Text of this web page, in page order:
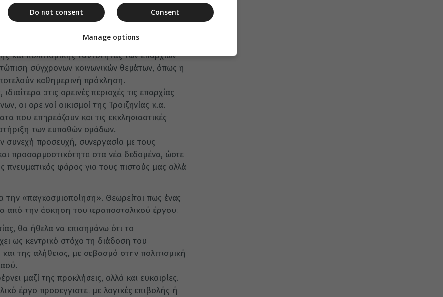
μας είναι η μεγάλη αύξηση πληθυσμού
τουρισμού, γεγονός το οποίο δημιουργεί
και πολιτισμικής ταυτότητας των επαρχιών
σύγχρονων κοινωνικών θεμάτων, όπως η
καθημερινή πρόκληση.
στις ορεινές περιοχές τις επαρχίας
οι ορεινοί οικισμοί της Τροιζηνίας κ.α.
που επηρεάζουν και τις εκκλησιαστικές
των ευπαθών ομάδων.
συνεχή προσευχή, συνεργασία με τους
προσαρμοστικότητα στα νέα δεδομένα, ώστε
πνευματικός φάρος για τους πιστούς μας αλλά
την «παγκοσμιοποίηση». Θεωρείται πως ένας
από την άσκηση του ιεραποστολικού έργου;
θα ήθελα να επισημάνω ότι το
ως κεντρικό στόχο τη διάδοση του
της αλήθειας, με σεβασμό στην πολιτισμική
μαζί της προκλήσεις, αλλά και ευκαιρίες.
έργο προσεγγιστεί με λογικές επιβολής ή
Consent
Do not consent
Manage options